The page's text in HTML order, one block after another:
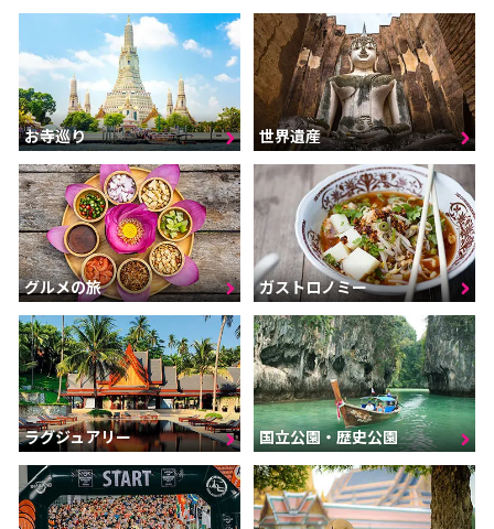
お寺巡り 世界遺産
グルメの旅 ガストロノミー
ラグジュアリー 国立公園・歴史公園